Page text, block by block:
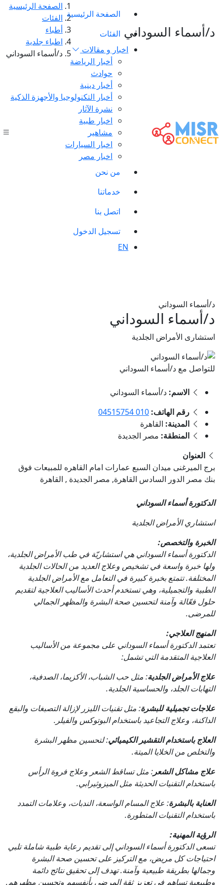
الصفحة الرئيسية
الفئات
اخبار و مقالات
أخبار الرياضة
حوادث
أخبار دينية
أخبار التكنولوجيا والأجهزة الذكية
نشرة الآثار
اخبار طبية
مشاهير
اخبار السيارات
اخبار مصر
من نحن
خدماتنا
اتصل بنا
تسجيل الدخول
EN
د/أسماء السوداني
الصفحة الرئيسية
الفئات
أطباء
اطباء جلدية
د/أسماء السوداني
د/أسماء السوداني
د/أسماء السوداني
استشارى الأمراض الجلدية
للتواصل مع د/أسماء السوداني
الاسم: د/أسماء السوداني
رقم الهاتف: 010 04515754
المدينة: القاهرة
المنطقة: مصر الجديدة
العنوان
برج الميرغنى ميدان السبع عمارات امام القاهره للمبيعات فوق
بنك مصر الدور السادس القاهرة, مصر الجديدة , القاهرة
الدكتورة أسماء السوداني
استشاري الأمراض الجلدية
الخبرة والتخصص:
الدكتورة أسماء السوداني هي استشاريّة في طب الأمراض الجلدية،
ولها خبرة واسعة في تشخيص وعلاج العديد من الحالات الجلدية
المختلفة. تتمتع بخبرة كبيرة في التعامل مع الأمراض الجلدية
الطبية والتجميلية، وهي تستخدم أحدث الأساليب العلاجية لتقديم
حلول فعّالة وآمنة لتحسين صحة البشرة والمظهر الجمالي
للمرضى.
المنهج العلاجي:
تعتمد الدكتورة أسماء السوداني على مجموعة من الأساليب
العلاجية المتقدمة التي تشمل:
علاج الأمراض الجلدية: مثل حب الشباب، الأكزيما، الصدفية،
التهابات الجلد، والحساسية الجلدية.
علاجات تجميلية للبشرة: مثل تقنيات الليزر لإزالة التصبغات والبقع
الداكنة، وعلاج التجاعيد باستخدام البوتوكس والفيلر.
العلاج باستخدام التقشير الكيميائي: لتحسين مظهر البشرة
والتخلص من الخلايا الميتة.
علاج مشاكل الشعر: مثل تساقط الشعر وعلاج فروة الرأس
باستخدام التقنيات الحديثة مثل الميزوثيرابي.
العناية بالبشرة: علاج المسام الواسعة، الندبات، وعلامات التمدد
باستخدام التقنيات المتطورة.
الرؤية المهنية:
تسعى الدكتورة أسماء السوداني إلى تقديم رعاية طبية شاملة تلبي
احتياجات كل مريض، مع التركيز على تحسين صحة البشرة
وجمالها بطريقة طبيعية وآمنة. تهدف إلى تحقيق نتائج دائمة
وطبيعية تساهم في تعزيز ثقة المرضى بأنفسهم وتحسين مظهرهم.